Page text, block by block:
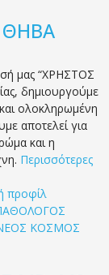
ΘΗΒΑ
μας “ΧΡΗΣΤΟΣ
δημιουργούμε
ολοκληρωμένη
αποτελεί για
και η
Περισσότερες
προφίλ